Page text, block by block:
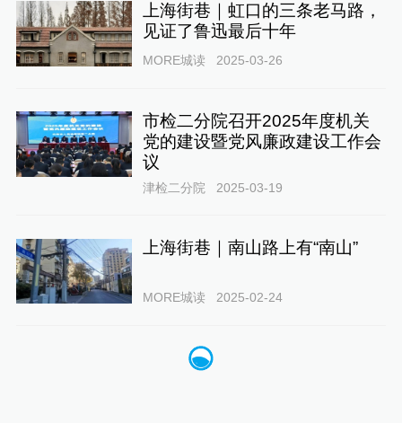
上海街巷｜虹口的三条老马路，
见证了鲁迅最后十年
MORE城读 2025-03-26
市检二分院召开2025年度机关
党的建设暨党风廉政建设工作会
议
津检二分院 2025-03-19
上海街巷｜南山路上有“南山”
MORE城读 2025-02-24